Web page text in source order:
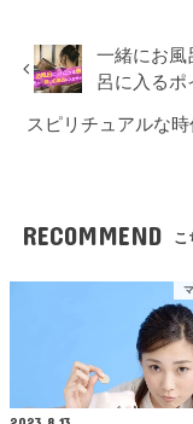
一緒にお
呂に入るポ
スピリチュアルな
RECOMMEND こ